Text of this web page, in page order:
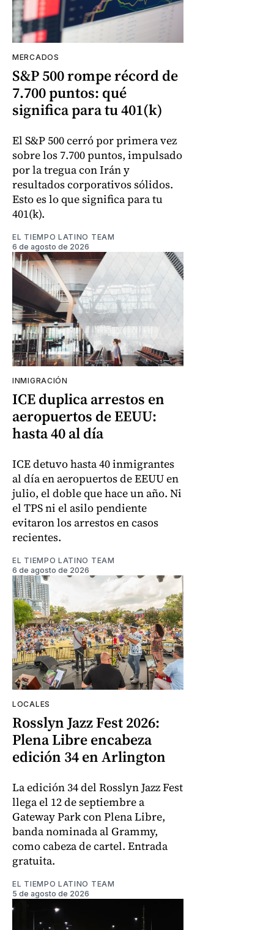
MERCADOS
S&P 500 rompe récord de
7.700 puntos: qué
significa para tu 401(k)
El S&P 500 cerró por primera vez
sobre los 7.700 puntos, impulsado
por la tregua con Irán y
resultados corporativos sólidos.
Esto es lo que significa para tu
401(k).
EL TIEMPO LATINO TEAM
6 de agosto de 2026
INMIGRACIÓN
ICE duplica arrestos en
aeropuertos de EEUU:
hasta 40 al día
ICE detuvo hasta 40 inmigrantes
al día en aeropuertos de EEUU en
julio, el doble que hace un año. Ni
el TPS ni el asilo pendiente
evitaron los arrestos en casos
recientes.
EL TIEMPO LATINO TEAM
6 de agosto de 2026
LOCALES
Rosslyn Jazz Fest 2026:
Plena Libre encabeza
edición 34 en Arlington
La edición 34 del Rosslyn Jazz Fest
llega el 12 de septiembre a
Gateway Park con Plena Libre,
banda nominada al Grammy,
como cabeza de cartel. Entrada
gratuita.
EL TIEMPO LATINO TEAM
5 de agosto de 2026